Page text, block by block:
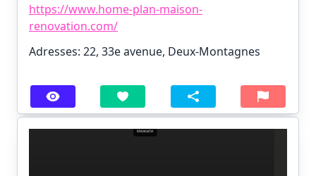
https://www.home-plan-maison-
renovation.com/
Adresses: 22, 33e avenue, Deux-Montagnes